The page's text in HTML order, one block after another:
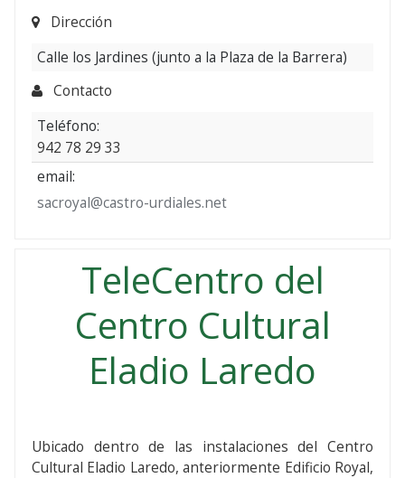
Dirección
Calle los Jardines (junto a la Plaza de la Barrera)
Contacto
Teléfono:
942 78 29 33
email:
sacroyal@castro-urdiales.net
TeleCentro del
Centro Cultural
Eladio Laredo
Ubicado dentro de las instalaciones del Centro
Cultural Eladio Laredo, anteriormente Edificio Royal,